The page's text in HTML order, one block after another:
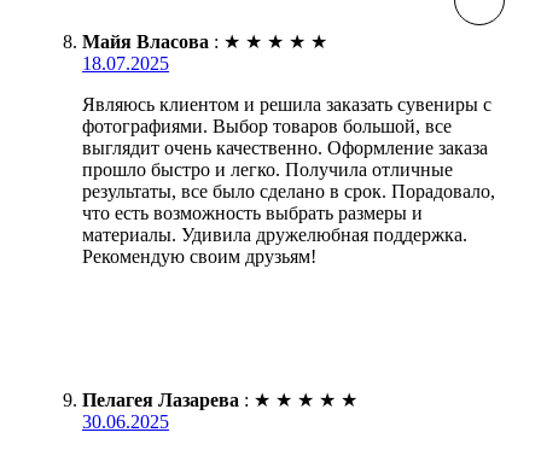
Майя Власова : ★ ★ ★ ★ ★
18.07.2025
Являюсь клиентом и решила заказать сувениры с
фотографиями. Выбор товаров большой, все
выглядит очень качественно. Оформление заказа
прошло быстро и легко. Получила отличные
результаты, все было сделано в срок. Порадовало,
что есть возможность выбрать размеры и
материалы. Удивила дружелюбная поддержка.
Рекомендую своим друзьям!
Пелагея Лазарева : ★ ★ ★ ★ ★
30.06.2025